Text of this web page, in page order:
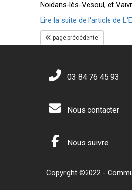
Noidans-lès-Vesoul, et
Lire la suite de l'article de
page précédente
03 84 76 45 93
Nous contacter
Nous suivre
Copyright ©2022 -